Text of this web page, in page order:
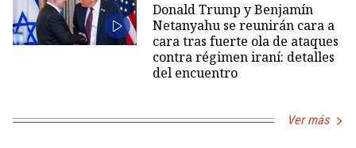
Donald Trump y Benjamín
Netanyahu se reunirán cara a
cara tras fuerte ola de ataques
contra régimen iraní: detalles
del encuentro
Ver más